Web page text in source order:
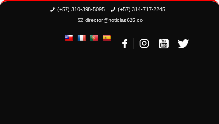
(+57) 310-398-5095
(+57) 314-717-2245
director@noticias625.co